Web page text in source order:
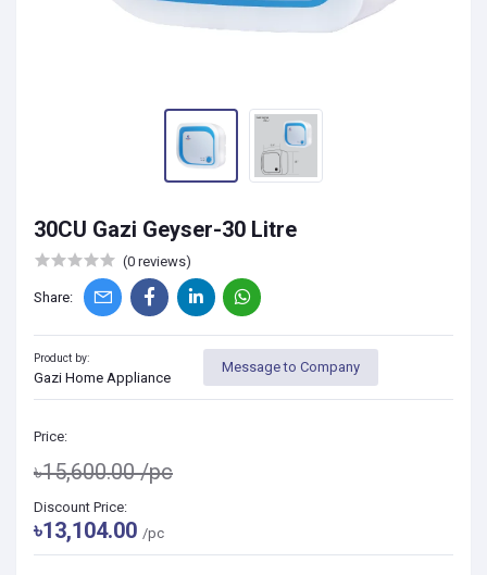
30CU Gazi Geyser-30 Litre
(0 reviews)
Share:
Product by:
Gazi Home Appliance
Message to Company
Price:
৳15,600.00/pc
Discount Price:
৳13,104.00 /pc